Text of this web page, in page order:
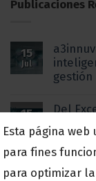
Publicaciones
15
Jul
15
Del
opción
15
Esta página web
para fines
para optimizar